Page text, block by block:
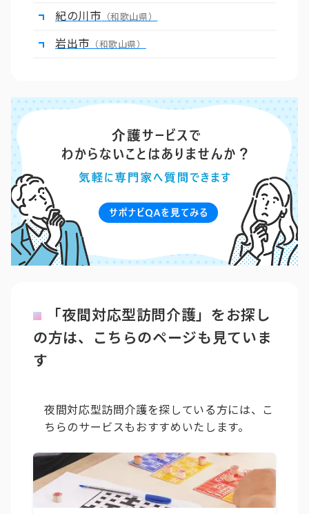
紀の川市 （和歌山県）
岩出市 （和歌山県）
「夜間対応型訪問介護」をお探し
の方は、こちらのページも見ていま
す
夜間対応型訪問介護を探している方には、こ
ちらのサービスもおすすめいたします。